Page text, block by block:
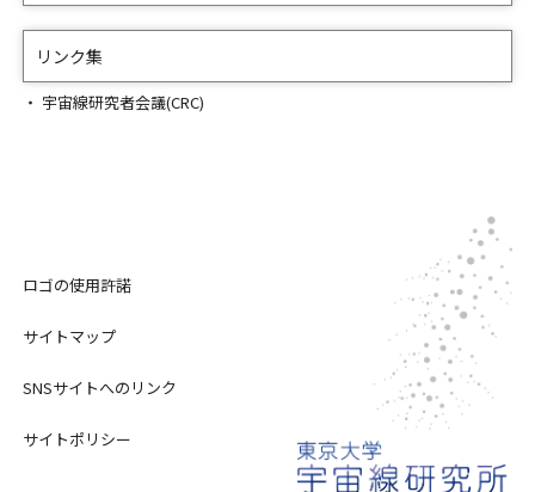
リンク集
宇宙線研究者会議(CRC)
ロゴの使用許諾
サイトマップ
SNSサイトへのリンク
サイトポリシー